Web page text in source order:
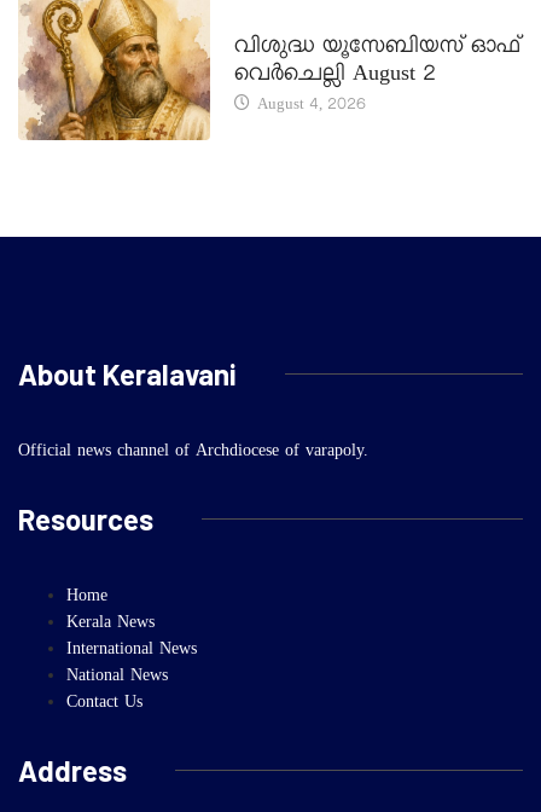
വിശുദ്ധ യൂസേബിയസ് ഓഫ്
വെർചെല്ലി August 2
August 4, 2026
About Keralavani
Official news channel of Archdiocese of varapoly.
Resources
Home
Kerala News
International News
National News
Contact Us
Address